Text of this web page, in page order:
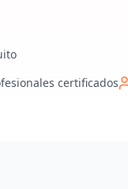
certificados